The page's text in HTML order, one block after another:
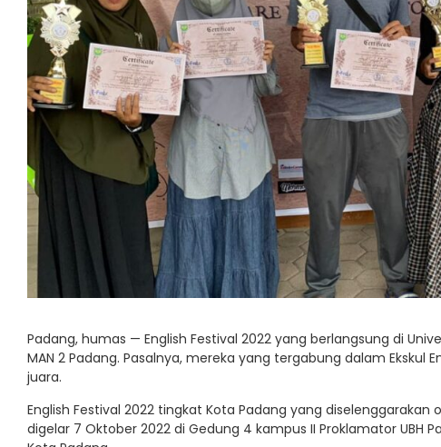
Padang, humas — English Festival 2022 yang berlangsung di
MAN 2 Padang. Pasalnya, mereka yang tergabung dalam Ekskul
juara.
English Festival 2022 tingkat Kota Padang yang diselenggarakan
digelar 7 Oktober 2022 di Gedung 4 kampus II Proklamator UBH